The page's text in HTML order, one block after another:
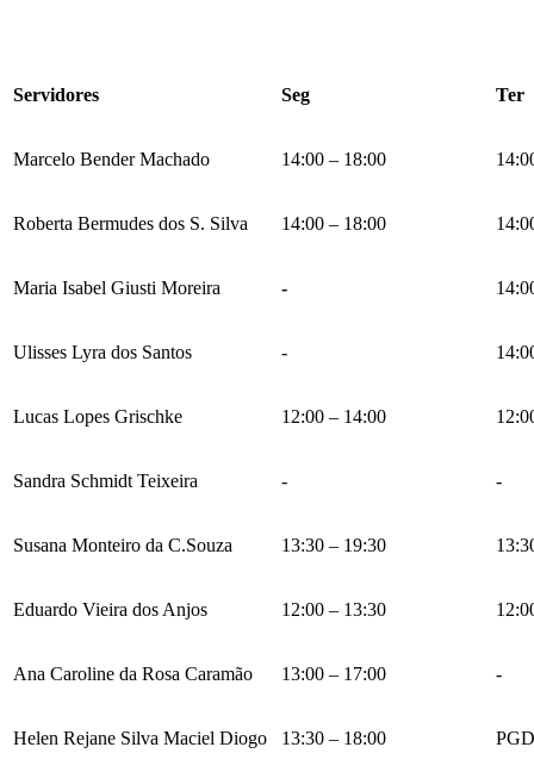
Servidores Seg Ter
Marcelo Bender Machado 14:00 – 18:00
Roberta Bermudes dos S. Silva 14:00 – 18:00
Maria Isabel Giusti Moreira -
Ulisses Lyra dos Santos -
Lucas Lopes Grischke 12:00 – 14:00
Sandra Schmidt Teixeira - -
Susana Monteiro da C.Souza 13:30 – 19:30
Eduardo Vieira dos Anjos 12:00 – 13:30
Ana Caroline da Rosa Caramão 13:00 – 17:00 -
Helen Rejane Silva Maciel Diogo 13:30 – 18:00